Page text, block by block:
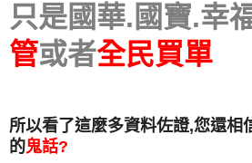
只是國華.國寶.幸
管或者全民買單
所以看了這麼多資料佐證,您還相
的鬼話?